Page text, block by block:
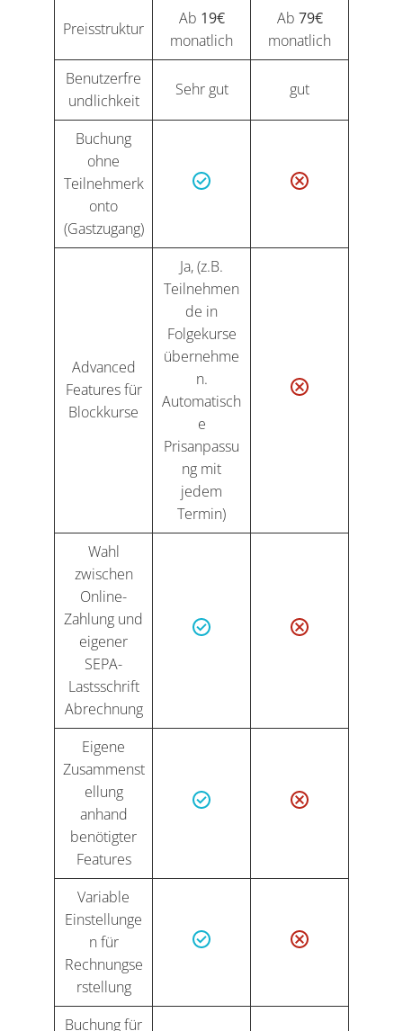
Preisstruktur
Ab 19€
monatlich
Ab 79€
monatlich
Benutzerfre
undlichkeit
Sehr gut gut
Buchung
ohne
Teilnehmerk
onto
(Gastzugang)
Advanced
Features für
Blockkurse
Ja, (z.B.
Teilnehmen
de in
Folgekurse
übernehme
n.
Automatisch
e
Prisanpassu
ng mit
jedem
Termin)
Wahl
zwischen
Online-
Zahlung und
eigener
SEPA-
Lastsschrift
Abrechnung
Eigene
Zusammenst
ellung
anhand
benötigter
Features
Variable
Einstellunge
n für
Rechnungse
rstellung
Buchung für